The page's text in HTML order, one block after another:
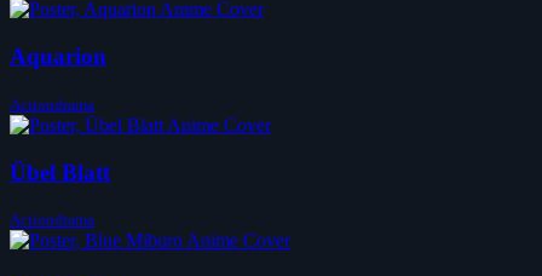
Aquarion
Actiondrama
Übel Blatt
Actiondrama